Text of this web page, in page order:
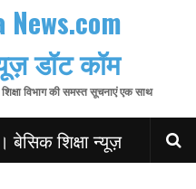
डॉट कॉम
विभाग की समस्त सूचनाएं एक साथ
बेसिक शिक्षा न्यूज़